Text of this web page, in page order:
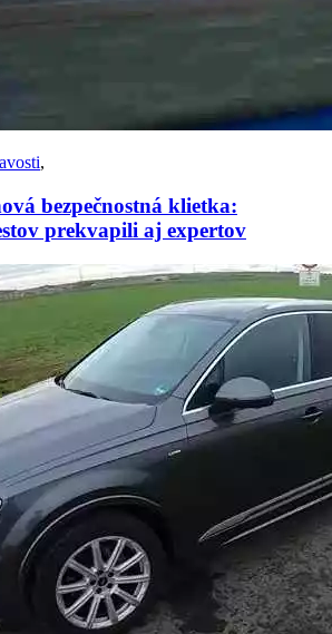
,
bezpečnostná klietka:
prekvapili aj expertov